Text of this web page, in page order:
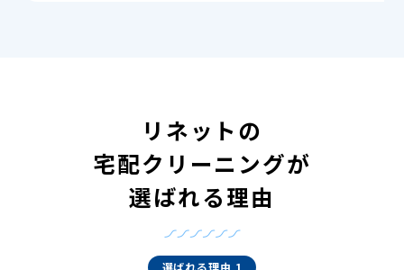
リネットの
宅配クリーニングが
選ばれる理由